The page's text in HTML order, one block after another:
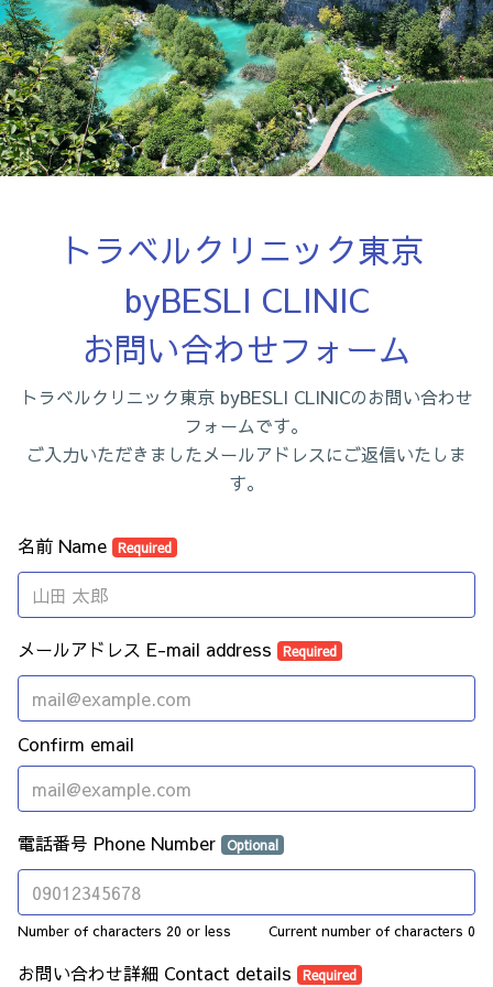
トラベルクリニック東京
byBESLI CLINIC
お問い合わせフォーム
トラベルクリニック東京 byBESLI CLINICのお問い合わせ
フォームです。
ご入力いただきましたメールアドレスにご返信いたしま
す。
名前 Name Required
メールアドレス E-mail address Required
Confirm email
電話番号 Phone Number Optional
Number of characters 20 or less Current number of characters 0
お問い合わせ詳細 Contact details Required